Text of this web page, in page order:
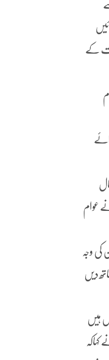
کے
عوام
کی وجہ
دیں
ہیں
کہاکہ